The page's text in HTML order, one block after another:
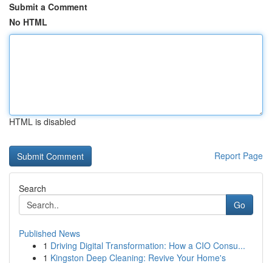
Submit a Comment
No HTML
HTML is disabled
Report Page
Search
Go
Published News
1 Driving Digital Transformation: How a CIO Consu...
1 Kingston Deep Cleaning: Revive Your Home's